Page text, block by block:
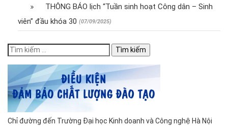
THÔNG BÁO lịch “Tuần sinh hoạt Công dân – Sinh
viên” đầu khóa 30 (07/09/2025)
Tìm
kiếm
cho:
Chỉ đường đến Trường Đại học Kinh doanh và Công nghệ Hà Nội